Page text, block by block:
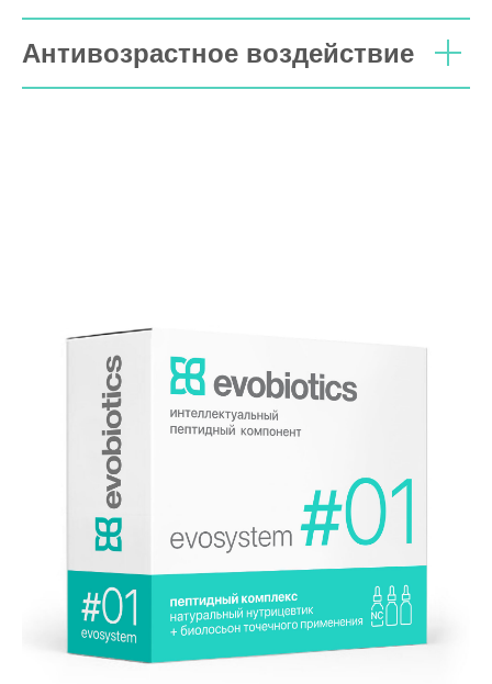
Антивозрастное воздействие